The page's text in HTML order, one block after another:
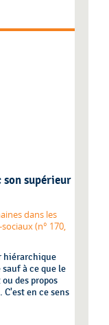
son supérieur
dans les
(n° 170,
hiérarchique
à ce que le
des propos
en ce sens